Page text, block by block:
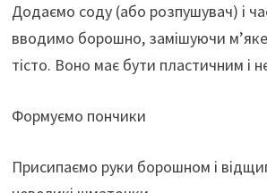
Додаємо соду (або розпушувач) і
вводимо борошно, замішуючи
тісто. Воно має бути пластичним і
Формуємо пончики
Присипаємо руки борошном і